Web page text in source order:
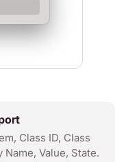
Class ID, Class
Value, State.